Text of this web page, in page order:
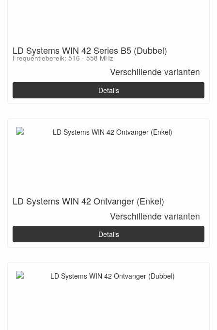
LD Systems WIN 42 Series B5 (Dubbel)
Frequentiebereik: 516 - 558 MHz
Verschillende varianten
Details
LD Systems WIN 42 Ontvanger (Enkel)
Verschillende varianten
Details